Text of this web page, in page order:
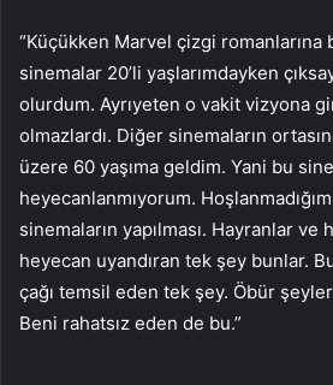
“Küçükken Marvel çizgi romanlarına
sinemalar 20’li yaşlarımdayken
olurdum. Ayrıyeten o vakit vizyona
olmazlardı. Diğer sinemaların
üzere 60 yaşıma geldim. Yani bu
heyecanlanmıyorum.
sinemaların yapılması. Hayranlar
heyecan uyandıran tek şey bunlar.
çağı temsil eden tek şey. Öbür
Beni rahatsız eden de bu.”